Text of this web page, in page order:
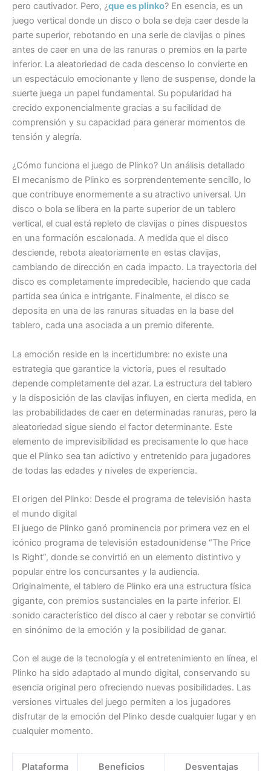
pero cautivador. Pero, ¿que es plinko? En esencia, es un
juego vertical donde un disco o bola se deja caer desde la
parte superior, rebotando en una serie de clavijas o pines
antes de caer en una de las ranuras o premios en la parte
inferior. La aleatoriedad de cada descenso lo convierte en
un espectáculo emocionante y lleno de suspense, donde la
suerte juega un papel fundamental. Su popularidad ha
crecido exponencialmente gracias a su facilidad de
comprensión y su capacidad para generar momentos de
tensión y alegría.
¿Cómo funciona el juego de Plinko? Un análisis detallado
El mecanismo de Plinko es sorprendentemente sencillo, lo
que contribuye enormemente a su atractivo universal. Un
disco o bola se libera en la parte superior de un tablero
vertical, el cual está repleto de clavijas o pines dispuestos
en una formación escalonada. A medida que el disco
desciende, rebota aleatoriamente en estas clavijas,
cambiando de dirección en cada impacto. La trayectoria del
disco es completamente impredecible, haciendo que cada
partida sea única e intrigante. Finalmente, el disco se
deposita en una de las ranuras situadas en la base del
tablero, cada una asociada a un premio diferente.
La emoción reside en la incertidumbre: no existe una
estrategia que garantice la victoria, pues el resultado
depende completamente del azar. La estructura del tablero
y la disposición de las clavijas influyen, en cierta medida, en
las probabilidades de caer en determinadas ranuras, pero la
aleatoriedad sigue siendo el factor determinante. Este
elemento de imprevisibilidad es precisamente lo que hace
que el Plinko sea tan adictivo y entretenido para jugadores
de todas las edades y niveles de experiencia.
El origen del Plinko: Desde el programa de televisión hasta
el mundo digital
El juego de Plinko ganó prominencia por primera vez en el
icónico programa de televisión estadounidense “The Price
Is Right”, donde se convirtió en un elemento distintivo y
popular entre los concursantes y la audiencia.
Originalmente, el tablero de Plinko era una estructura física
gigante, con premios sustanciales en la parte inferior. El
sonido característico del disco al caer y rebotar se convirtió
en sinónimo de la emoción y la posibilidad de ganar.
Con el auge de la tecnología y el entretenimiento en línea, el
Plinko ha sido adaptado al mundo digital, conservando su
esencia original pero ofreciendo nuevas posibilidades. Las
versiones virtuales del juego permiten a los jugadores
disfrutar de la emoción del Plinko desde cualquier lugar y en
cualquier momento.
Plataforma Beneficios Desventajas